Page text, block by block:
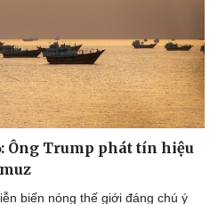
Ông Trump phát tín hiệu
biến nóng thế giới đáng chú ý